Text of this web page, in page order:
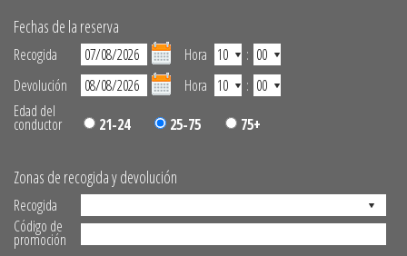
Fechas de la reserva
Recogida Hora
:
Devolución
Hora
:
Edad del
conductor 21-24 25-75 75+
Zonas de recogida y devolución
Recogida
Código de
promoción